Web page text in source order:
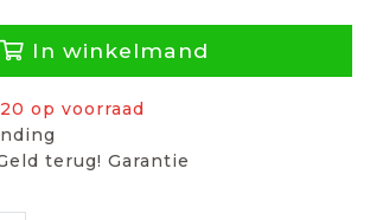
In winkelmand
op voorraad
terug! Garantie